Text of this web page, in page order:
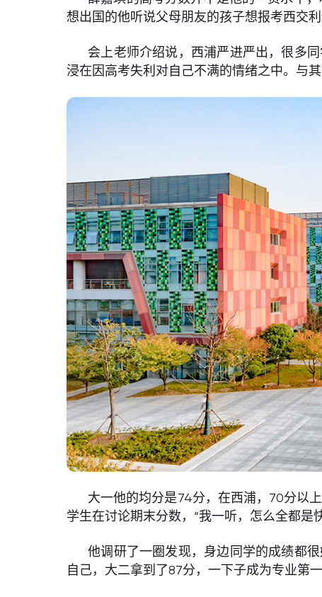
想出国的他听说父母朋友的孩子想报考西交
会上老师介绍说，西浦严进严出，很多
浸在因高考失利对自己不满的情绪之中。与
大一他的均分是74分，在西浦，70分以
学生在讨论期末分数，“我一听，怎么全都
他调研了一圈发现，身边同学的成绩都
自己，大二拿到了87分，一下子成为专业第